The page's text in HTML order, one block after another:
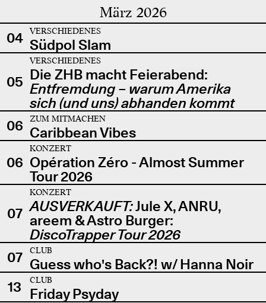
März 2026
04 VERSCHIEDENES
Südpol Slam
05
VERSCHIEDENES
Die ZHB macht Feierabend:
Entfremdung – warum Amerika
sich (und uns) abhanden kommt
06
ZUM MITMACHEN
Caribbean Vibes
06
KONZERT
Opération Zéro - Almost Summer
Tour 2026
07
KONZERT
AUSVERKAUFT:Jule X, ANRU,
areem & Astro Burger:
DiscoTrapper Tour 2026
07
CLUB
Guess who's Back?! w/ Hanna Noir
13
CLUB
Friday Psyday